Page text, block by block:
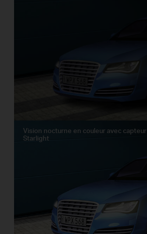
Vision nocturne en couleur avec capteur
Starlight